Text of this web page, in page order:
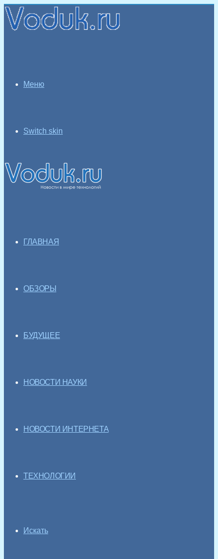
Меню
Switch skin
ГЛАВНАЯ
ОБЗОРЫ
БУДУЩЕЕ
НОВОСТИ НАУКИ
НОВОСТИ ИНТЕРНЕТА
ТЕХНОЛОГИИ
Искать